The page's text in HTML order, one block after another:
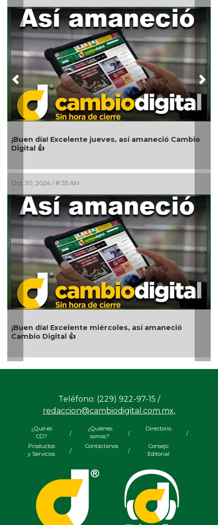
Cambio
¡Buen día! Excelente lunes, así amaneció
Oct 26, 2024 / 8:30 AM
Buen día, así amaneció Cambio Digital
octubre de 2024
Previous
Teléfono: (229) 922-97-15 /
redaccion@cambiodigital.com.mx,
¿Qué es
CD?
/
¿Quiénes
somos?
/
Directorio
/
Productos
y Servicios
/
Contáctanos
/
Consejo
Editorial